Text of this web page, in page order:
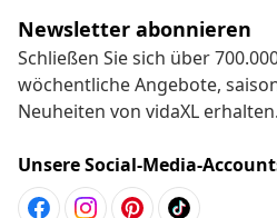
Newsletter abonnieren
Schließen Sie sich über
wöchentliche Angebote,
Neuheiten von vidaXL erhalten.
Unsere Social-Media-